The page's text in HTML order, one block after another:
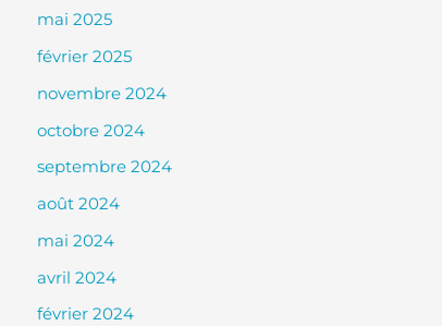
mai 2025
février 2025
novembre 2024
octobre 2024
septembre 2024
août 2024
mai 2024
avril 2024
février 2024